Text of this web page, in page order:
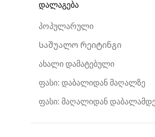
დალაგება
პოპულარული
Საშუალო რეიტინგი
ახალი დამატებული
ფასი: დაბალიდან მაღალზე
ფასი: მაღალიდან